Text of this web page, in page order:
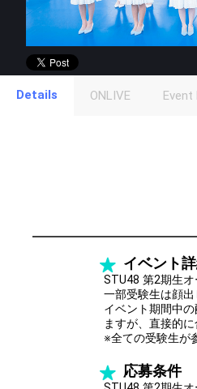
Gifting
(available from 1 JPY)! When
Details ONLIVE Event
イベント
STU48 第2期生オ
一部受験生は顔出
イベント期間中
ますが、直接的
※全ての受験生が
応募条件